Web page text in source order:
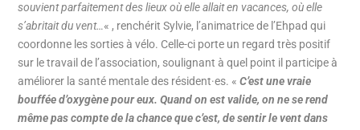
souvient parfaitement des lieux où elle allait en vacances, où elle
s’abritait du vent…« , renchérit Sylvie, l’animatrice de l’Ehpad qui
coordonne les sorties à vélo. Celle-ci porte un regard très positif
sur le travail de l’association, soulignant à quel point il participe à
améliorer la santé mentale des résident·es. «C’est une vraie
bouffée d’oxygène pour eux. Quand on est valide, on ne se rend
même pas compte de la chance que c’est, de sentir le vent dans